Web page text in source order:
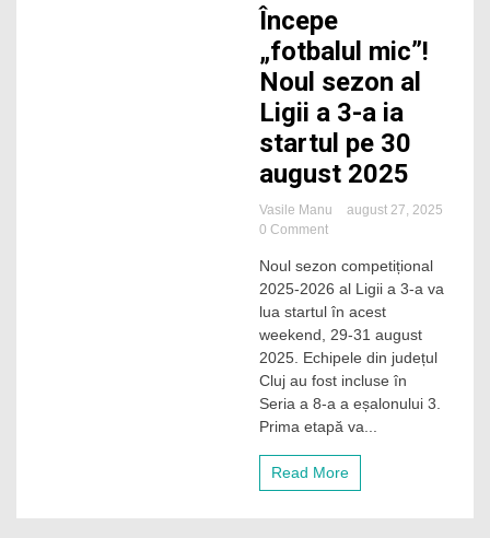
Începe
„fotbalul mic”!
Noul sezon al
Ligii a 3-a ia
startul pe 30
august 2025
Vasile Manu
august 27, 2025
0 Commenton
„fotbalul
mic”!
Noul
sezon
Ligii
a
3-
a
Noul sezon competițional
2025-2026 al Ligii a 3-a va
lua startul în acest
weekend, 29-31 august
2025. Echipele din județul
Cluj au fost incluse în
Seria a 8-a a eșalonului 3.
Prima etapă va...
Read More